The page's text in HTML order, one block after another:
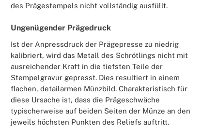
des Prägestempels nicht vollständig ausfüllt.
Ungenügender Prägedruck
Ist der Anpressdruck der Prägepresse zu niedrig
kalibriert, wird das Metall des Schrötlings nicht mit
ausreichender Kraft in die tiefsten Teile der
Stempelgravur gepresst. Dies resultiert in einem
flachen, detailarmen Münzbild. Charakteristisch für
diese Ursache ist, dass die Prägeschwäche
typischerweise auf beiden Seiten der Münze an den
jeweils höchsten Punkten des Reliefs auftritt.